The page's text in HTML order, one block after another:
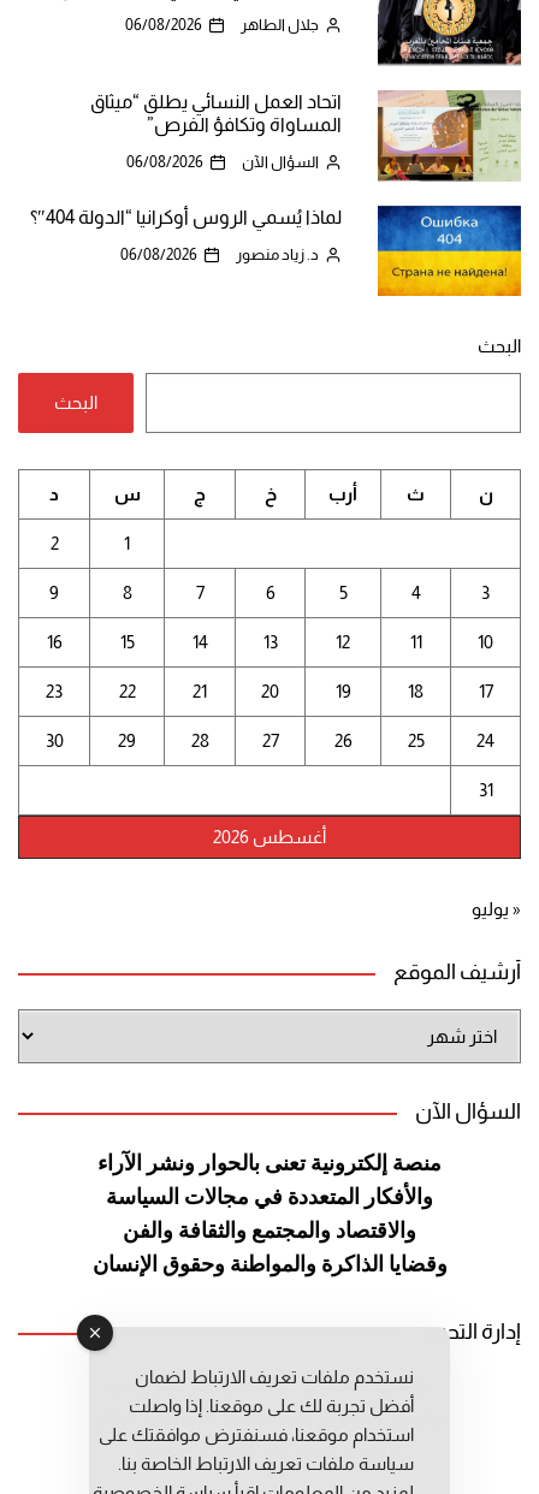
جلال الطاهر 06/08/2026
اتحاد العمل النسائي يطلق “ميثاق
المساواة وتكافؤ الفرص”
السؤال الآن 06/08/2026
لماذا يُسمي الروس أوكرانيا “الدولة 404″؟
د. زياد منصور 06/08/2026
البحث
البحث
أغسطس 2026
ن ث أرب خ ج س د
1
2
3
4
5
6
7
8
9
10
11
12
13
14
15
16
17
18
19
20
21
22
23
24
25
26
27
28
29
30
31
« يوليو
أرشيف الموقع
الموقع
السؤال الآن
منصة إلكترونية تعنى بالحوار ونشر الآراء
والأفكار المتعددة في مجالات السياسة
والاقتصاد والمجتمع والثقافة والفن
وقضايا الذاكرة والمواطنة وحقوق الإنسان
إدارة التحرير
رئيس التحرير: عبد الرحيم التوراني
رئيس التحرير المساعد: المعطي قبال
مديرة التحرير: فاطمة حوحو
نستخدم ملفات تعريف الارتباط لضمان
أفضل تجربة لك على موقعنا. إذا واصلت
استخدام موقعنا، فسنفترض موافقتك على
سياسة ملفات تعريف الارتباط الخاصة بنا.